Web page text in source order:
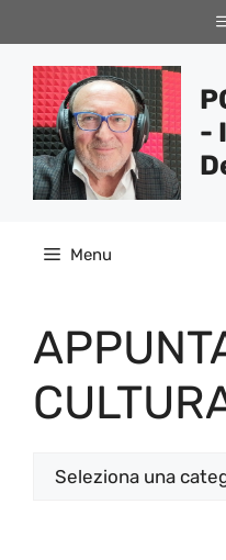
al
contenuto
-
Menu
Categorie